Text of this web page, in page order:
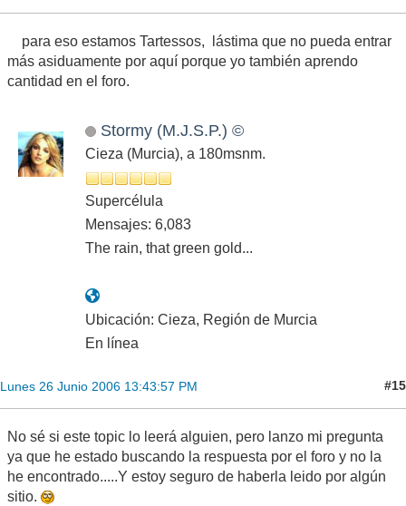
para eso estamos Tartessos, lástima que no pueda entrar
más asiduamente por aquí porque yo también aprendo
cantidad en el foro.
Stormy (M.J.S.P.) ©
Cieza (Murcia), a 180msnm.
Supercélula
Mensajes: 6,083
The rain, that green gold...
Ubicación: Cieza, Región de Murcia
En línea
Lunes 26 Junio 2006 13:43:57 PM #15
No sé si este topic lo leerá alguien, pero lanzo mi pregunta
ya que he estado buscando la respuesta por el foro y no la
he encontrado.....Y estoy seguro de haberla leido por algún
sitio.